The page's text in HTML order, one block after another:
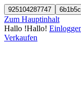
925104287747
Zum Hauptinhalt
Hallo !Hallo!
Verkaufen